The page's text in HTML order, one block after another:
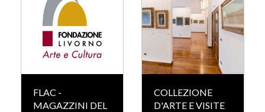
FLAC -
MAGAZZINI DEL
COLLEZIONE
D'ARTE E VISITE